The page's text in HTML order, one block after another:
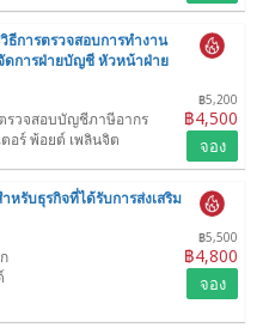
การตรวจสอบการทำงาน
การฝ่ายบัญชี หัวหน้าฝ่าย
฿5,200
฿4,500
รวจสอบบัญชีภาษีอากร
อร์ พ้อยต์ เพลินจิต
จอง
รับธุรกิจที่ได้รับการส่งเสริม
฿5,500
฿4,800
จอง